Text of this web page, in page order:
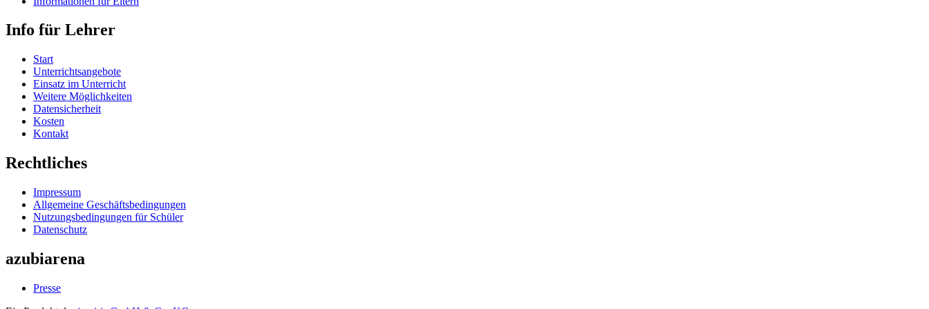
Info für Lehrer
Start
Unterrichtsangebote
Einsatz im Unterricht
Weitere Möglichkeiten
Datensicherheit
Kosten
Kontakt
Rechtliches
Impressum
Allgemeine Geschäftsbedingungen
Nutzungsbedingungen für Schüler
Datenschutz
azubiarena
Presse